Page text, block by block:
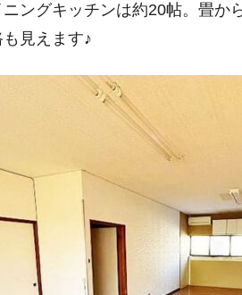
ニングキッチンは約20帖。畳か
見えます♪